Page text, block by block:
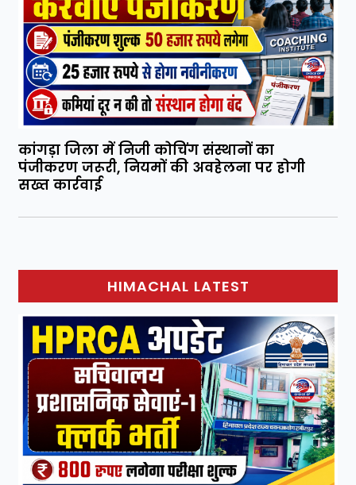
कांगड़ा जिला में निजी कोचिंग संस्थानों का
पंजीकरण जरूरी, नियमों की अवहेलना पर होगी
सख्त कार्रवाई
HIMACHAL LATEST